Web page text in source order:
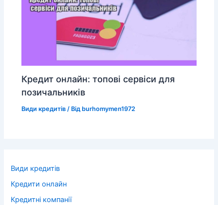
Кредит онлайн: топові сервіси для
позичальників
Види кредитів / Від burhomymen1972
Види кредитів
Кредити онлайн
Кредитні компанії